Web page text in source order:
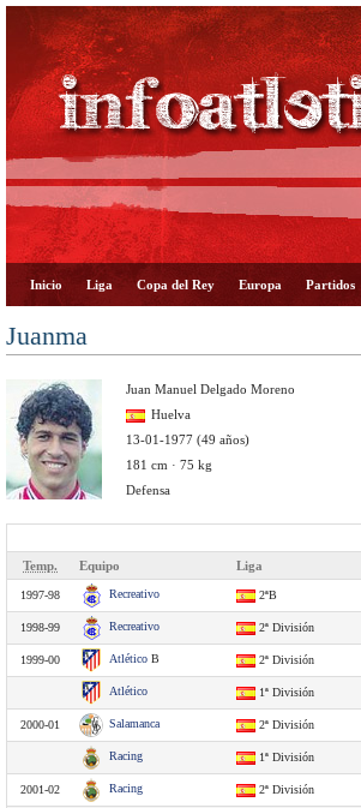
Inicio Liga Copa del Rey Europa Partidos
Juanma
Juan Manuel Delgado Moreno
Huelva
13-01-1977 (49 años)
181 cm · 75 kg
Defensa
Temp.
Equipo Liga
1997-98 Recreativo 2ªB
1998-99 Recreativo 2ª División
1999-00 Atlético B 2ª División
Atlético 1ª División
2000-01 Salamanca 2ª División
Racing 1ª División
2001-02 Racing 2ª División